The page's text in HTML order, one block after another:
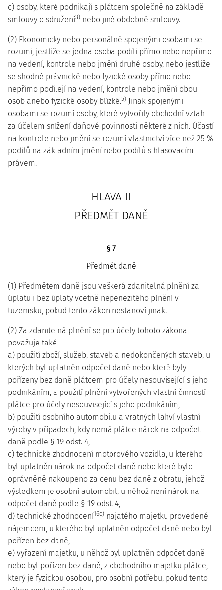
c) osoby, které podnikají s plátcem společně na základě
smlouvy o sdružení3) nebo jiné obdobné smlouvy.
(2) Ekonomicky nebo personálně spojenými osobami se
rozumí, jestliže se jedna osoba podílí přímo nebo nepřímo
na vedení, kontrole nebo jmění druhé osoby, nebo jestliže
se shodné právnické nebo fyzické osoby přímo nebo
nepřímo podílejí na vedení, kontrole nebo jmění obou
osob anebo fyzické osoby blízké.5) Jinak spojenými
osobami se rozumí osoby, které vytvořily obchodní vztah
za účelem snížení daňové povinnosti některé z nich. Účastí
na kontrole nebo jmění se rozumí vlastnictví více než 25 %
podílů na základním jmění nebo podílů s hlasovacím
právem.
HLAVA II
PŘEDMĚT DANĚ
§ 7
Předmět daně
(1) Předmětem daně jsou veškerá zdanitelná plnění za
úplatu i bez úplaty včetně nepeněžitého plnění v
tuzemsku, pokud tento zákon nestanoví jinak.
(2) Za zdanitelná plnění se pro účely tohoto zákona
považuje také
a) použití zboží, služeb, staveb a nedokončených staveb, u
kterých byl uplatněn odpočet daně nebo které byly
pořízeny bez daně plátcem pro účely nesouvisející s jeho
podnikáním, a použití plnění vytvořených vlastní činností
plátce pro účely nesouvisející s jeho podnikáním,
b) použití osobního automobilu a vratných lahví vlastní
výroby v případech, kdy nemá plátce nárok na odpočet
daně podle § 19 odst. 4,
c) technické zhodnocení motorového vozidla, u kterého
byl uplatněn nárok na odpočet daně nebo které bylo
oprávněně nakoupeno za cenu bez daně z obratu, jehož
výsledkem je osobní automobil, u něhož není nárok na
odpočet daně podle § 19 odst. 4,
d) technické zhodnocení16c) najatého majetku provedené
nájemcem, u kterého byl uplatněn odpočet daně nebo byl
pořízen bez daně,
e) vyřazení majetku, u něhož byl uplatněn odpočet daně
nebo byl pořízen bez daně, z obchodního majetku plátce,
který je fyzickou osobou, pro osobní potřebu, pokud tento